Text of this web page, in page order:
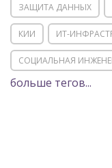
ЗАЩИТА ДАННЫХ
КИИ ИТ-
СОЦИАЛЬНАЯ
POSITIVE TECHNOLOGIES
больше тегов...